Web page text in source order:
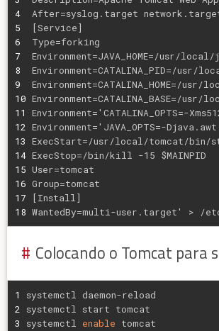
4
5
6
7
8
9
10
11
12
13
14
15
16
17
18
After=syslog.target
[Service]
Type=forking
Environment=JAVA_HOME=/usr/local/
Environment=CATALINA_PID=/usr/
Environment=CATALINA_HOME=/usr/
Environment=CATALINA_BASE=/usr/
Environment='CATALINA_OPTS=-
Environment='JAVA_OPTS=-
ExecStart=/usr/local/tomcat/bin/
ExecStop=/bin/kill -15 $MAINPID
User=tomcat
Group=tomcat
[Install]
WantedBy=multi-user.target' > /
Colocando o Tomcat para
1
2
3
systemctl daemon-reload
systemctl start tomcat
systemctl enable tomcat